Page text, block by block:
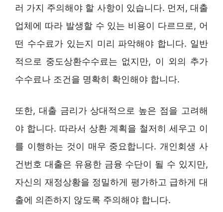
러 가지 주의해야 할 사항이 있습니다. 먼저, 대출
업체에 따라 발생할 수 있는 비용이 다르므로, 어
떤 수수료가 있는지 미리 파악해야 합니다. 일반
적으로 중도상환수수료는 없지만, 이 외의 추가
수수료나 조건을 명확히 확인해야 합니다.
또한, 대출 금리가 상대적으로 높은 점을 고려해
야 합니다. 따라서 상환 계획을 철저히 세우고 이
를 이행하는 것이 매우 중요합니다. 개인회생 사
건번호 대출은 유용한 금융 수단이 될 수 있지만,
자신의 재정상황을 정밀하게 평가하고 급하게 대
출에 의존하지 않도록 주의해야 합니다.